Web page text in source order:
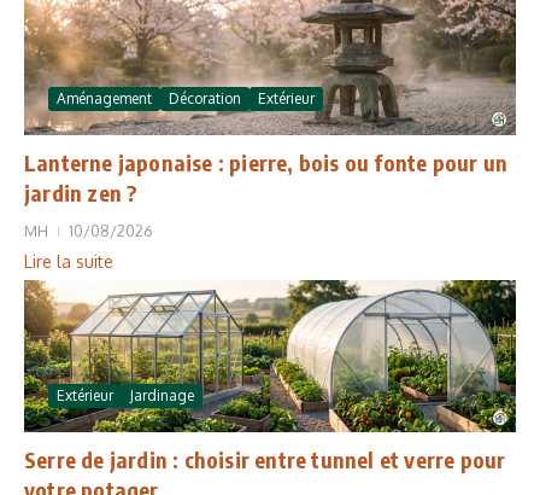
Aménagement Décoration Extérieur
Lanterne japonaise : pierre, bois ou fonte pour un
jardin zen ?
MH 10/08/2026
Lire la suite
Extérieur Jardinage
Serre de jardin : choisir entre tunnel et verre pour